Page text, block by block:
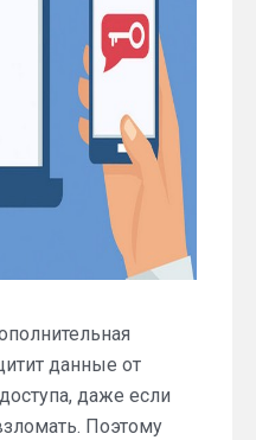
данные от
даже если
Поэтому